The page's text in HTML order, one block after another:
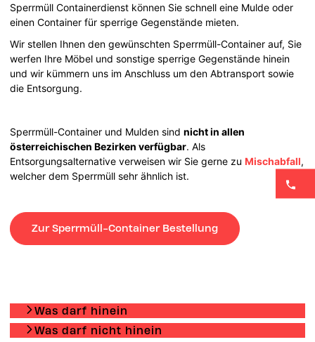
Sperrmüll Containerdienst können Sie schnell eine Mulde oder
einen Container für sperrige Gegenstände mieten.
Wir stellen Ihnen den gewünschten Sperrmüll-Container auf, Sie
werfen Ihre Möbel und sonstige sperrige Gegenstände hinein
und wir kümmern uns im Anschluss um den Abtransport sowie
die Entsorgung.
Sperrmüll-Container und Mulden sindnicht in allen
österreichischen Bezirken verfügbar. Als
Entsorgungsalternative verweisen wir Sie gerne zu Mischabfall,
welcher dem Sperrmüll sehr ähnlich ist.
Zur Sperrmüll-Container Bestellung
Was darf hinein
Was darf nicht hinein